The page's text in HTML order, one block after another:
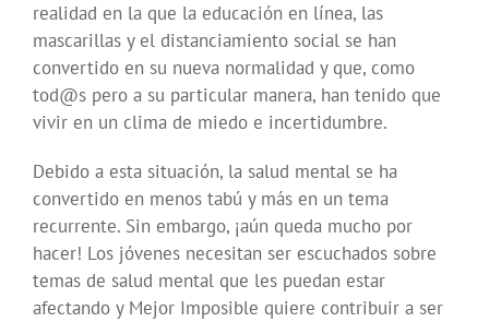
realidad en la que la educación en línea, las
mascarillas y el distanciamiento social se han
convertido en su nueva normalidad y que, como
tod@s pero a su particular manera, han tenido que
vivir en un clima de miedo e incertidumbre.
Debido a esta situación, la salud mental se ha
convertido en menos tabú y más en un tema
recurrente. Sin embargo, ¡aún queda mucho por
hacer! Los jóvenes necesitan ser escuchados sobre
temas de salud mental que les puedan estar
afectando y Mejor Imposible quiere contribuir a ser